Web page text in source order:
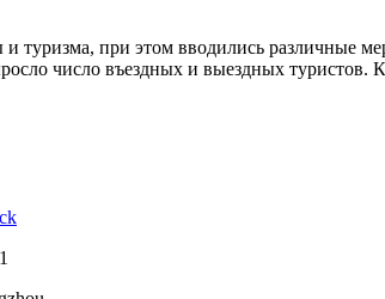
туризма, при этом вводились различные
число въездных и выездных туристов.